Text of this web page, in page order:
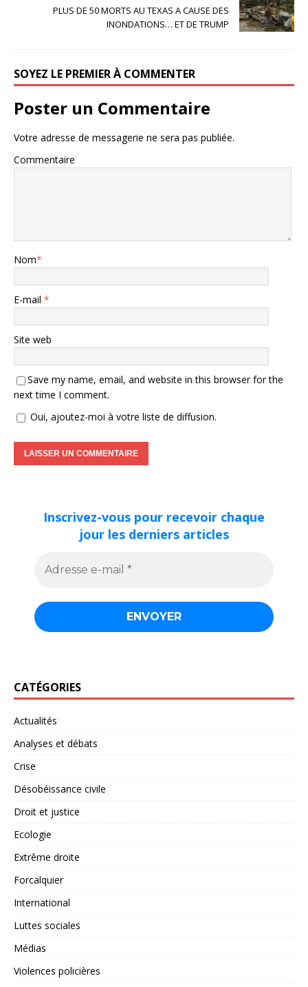
PLUS DE 50 MORTS AU TEXAS A CAUSE DES
INONDATIONS… ET DE TRUMP
SOYEZ LE PREMIER À COMMENTER
Poster un Commentaire
Votre adresse de messagerie ne sera pas publiée.
Commentaire
Nom*
E-mail *
Site web
Save my name, email, and website in this browser for the
next time I comment.
Oui, ajoutez-moi à votre liste de diffusion.
Inscrivez-vous pour recevoir chaque
jour les derniers articles
CATÉGORIES
Actualités
Analyses et débats
Crise
Désobéissance civile
Droit et justice
Ecologie
Extrême droite
Forcalquier
International
Luttes sociales
Médias
Violences policières